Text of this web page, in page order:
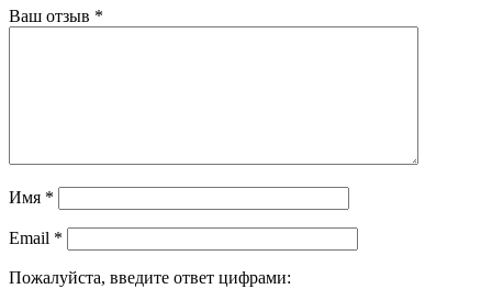
Ваш отзыв *
Имя *
Email *
Пожалуйста, введите ответ цифрами: